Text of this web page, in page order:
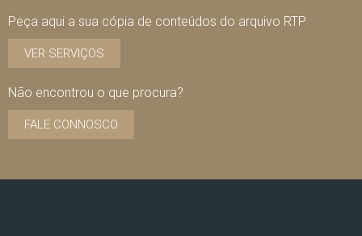
Peça aqui a sua cópia de conteúdos do arquivo RTP
VER SERVIÇOS
Não encontrou o que procura?
FALE CONNOSCO